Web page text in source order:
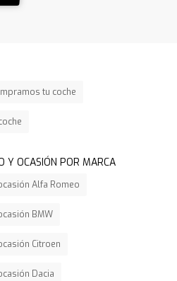
tu coche
Y OCASIÓN POR MARCA
Alfa Romeo
BMW
Citroen
Dacia